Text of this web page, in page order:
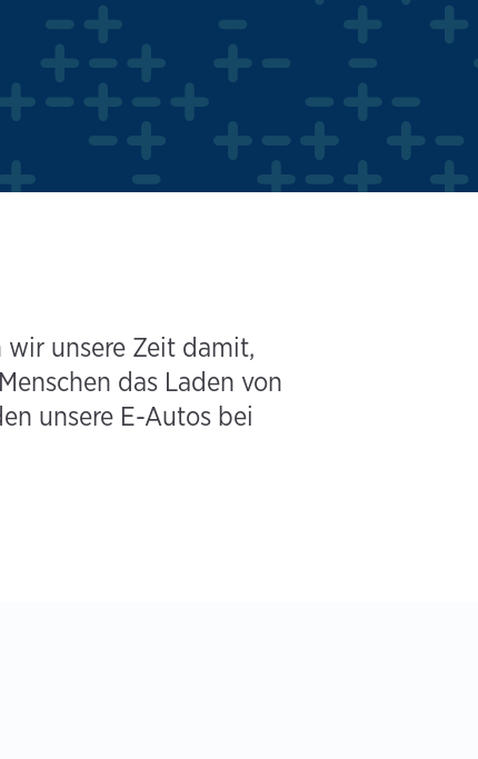
unsere Zeit damit,
das Laden von
unsere E-Autos bei